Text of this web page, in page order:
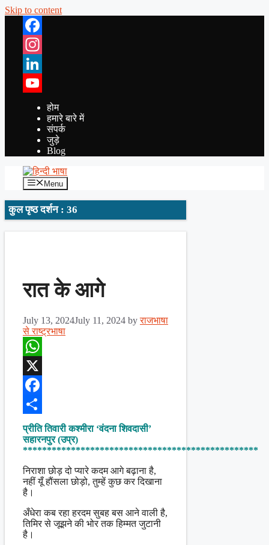
Skip to content
Facebook
Instagram
LinkedIn
YouTube
होम
हमारे बारे में
संपर्क
जुड़े
Blog
Menu
कुल पृष्ठ दर्शन : 36
रात के आगे
July 13, 2024July 11, 2024 byराजभाषा
से राष्ट्रभाषा
WhatsApp
X
Facebook
Share
प्रीति तिवारी कश्मीरा ‘वंदना शिवदासी’
सहारनपुर (उप्र)
*************************************************
निराशा छोड़ दो प्यारे कदम आगे बढ़ाना है,
नहीं यूँ हौंसला छोड़ो, तुम्हें कुछ कर दिखाना
है।
अँधेरा कब रहा हरदम सुबह बस आने वाली है,
तिमिर से जूझने की भोर तक हिम्मत जुटानी
है।